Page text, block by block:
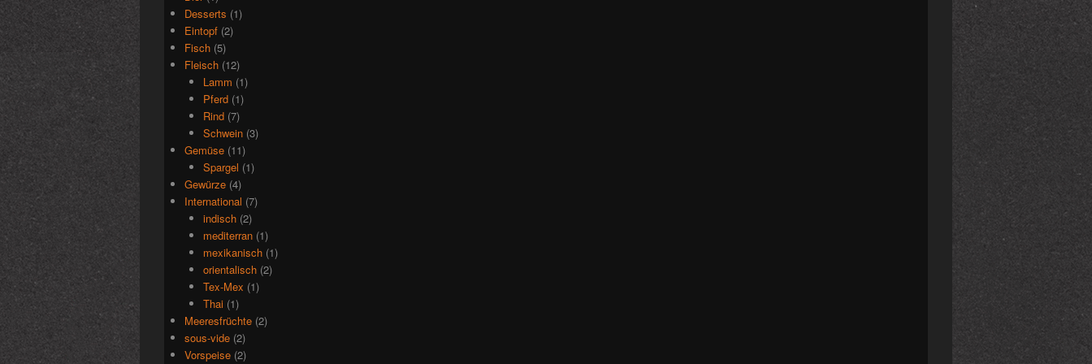
Desserts (1)
Eintopf (2)
Fisch (5)
Fleisch (12)
Lamm (1)
Pferd(1)
Rind(7)
Schwein(3)
Gemüse (11)
Spargel (1)
Gewürze (4)
International (7)
indisch(2)
mediterran(1)
mexikanisch(1)
orientalisch(2)
Tex-Mex (1)
Thai(1)
Meeresfrüchte (2)
sous-vide (2)
Vorspeise (2)